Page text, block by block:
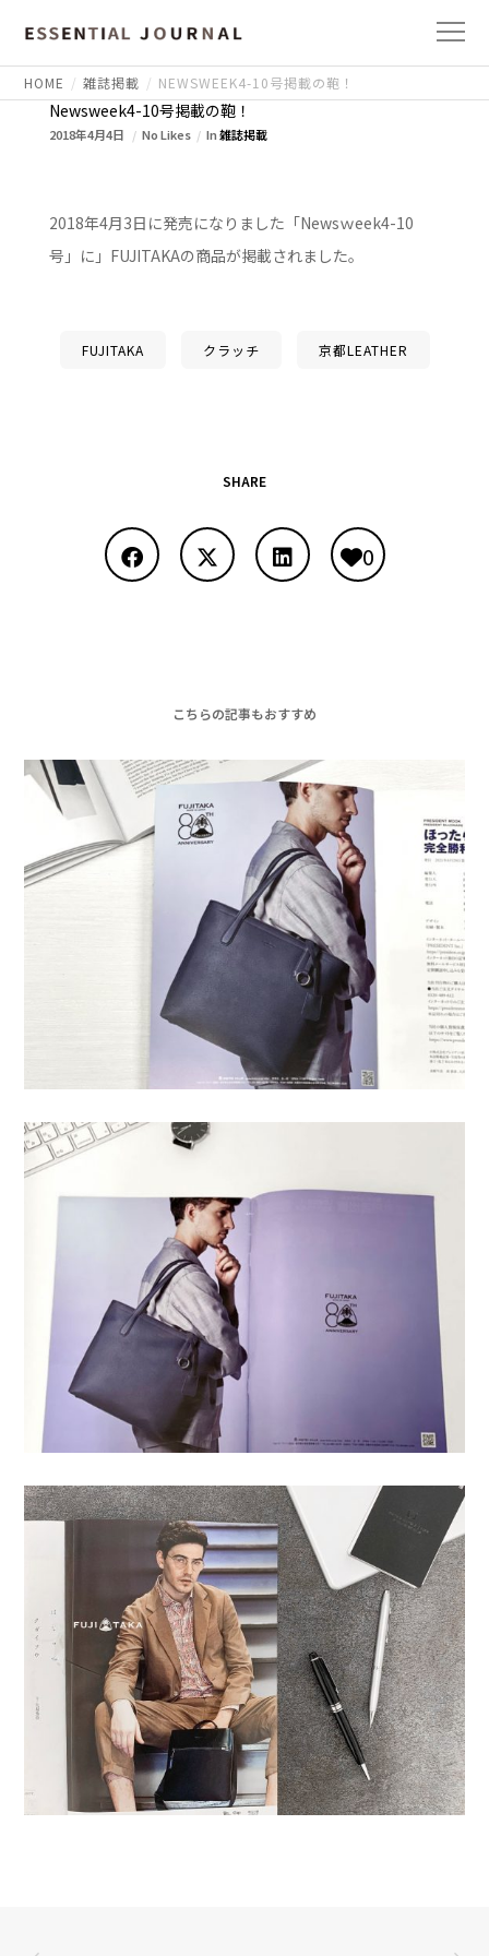
HOME 雑誌掲載 NEWSWEEK4-10号掲載の鞄！
Newsweek4-10号掲載の鞄！
2018年4月4日 No Likes In雑誌掲載
2018年4月3日に発売になりました「Newsｗeek4-10
号」に」FUJITAKAの商品が掲載されました。
FUJITAKA クラッチ 京都LEATHER
SHARE
0
こちらの記事もおすすめ